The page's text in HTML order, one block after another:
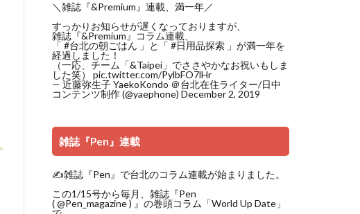
＼雑誌『&Premium』連載、満一年／
すっかりお知らせが遅くなっておりますが、
雑誌『&Premium』コラム連載、
「 #台北の朝ごはん 」と「 #日用品探索 」が満一年を
経過しました！
（一応、チーム「&Taipei」でささやかなお祝いもしま
した笑） pic.twitter.com/PylbFO7lHr
— 近藤弥生子 YaekoKondo ＠台北在住ライター/日中
コンテンツ制作 (@yaephone) December 2, 2019
雑誌『Pen』連載
✍️雑誌『Pen』で台北のコラム連載が始まりました。
この1/15号から毎月、雑誌『Pen
(@Pen_magazine) 』の巻頭コラム「World Up Date」